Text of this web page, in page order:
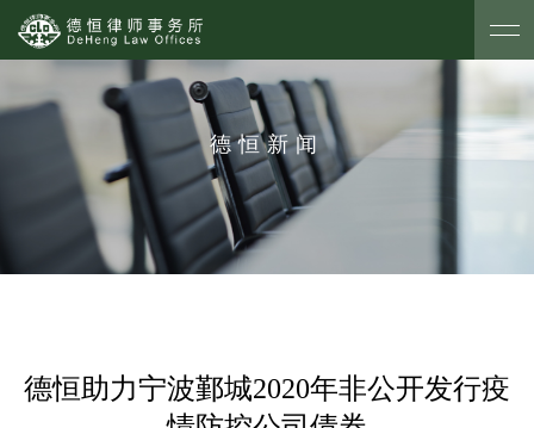
德恒新闻
德恒助力宁波鄞城2020年非公开发行疫